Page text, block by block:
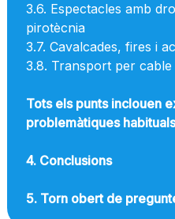
3.6. Espectacles amb
pirotècnia
3.7. Cavalcades, fires i
3.8. Transport per cable
Tots els punts inclouen
problemàtiques
4. Conclusions
5. Torn obert de